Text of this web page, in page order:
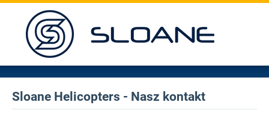
Sloane Helicopters - Nasz kontakt